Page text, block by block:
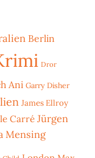
Berlin
Dror
Ani Garry Disher
James Ellroy
Carré Jürgen
Mensing